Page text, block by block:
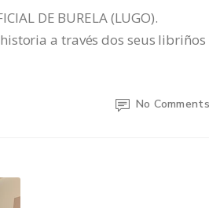
DE BURELA (LUGO).
a través dos seus libriños
No Comments